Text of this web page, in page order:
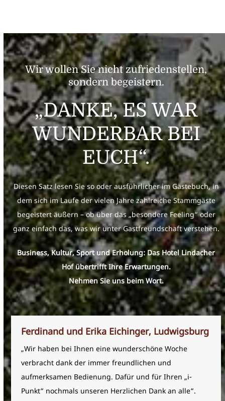
Wir wollen Sie nicht zufriedenstellen,
sondern begeistern.
„DANKE, ES WAR
WUNDERBAR BEI
EUCH“.
Diesen Satz lesen Sie so oder ausführlicher im Gästebuch, in
dem sich im Laufe der vielen Jahre zahlreiche Stammgäste
begeistert äußern – ob über das „besondere Feeling“ oder
ganz einfach das, was wir unter Gastfreundschaft verstehen.
Business, Kultur, Sport und Erholung: Das Hotel Lindacher
Hof übertrifft Ihre Erwartungen.
Nehmen Sie uns beim Wort.
the
left
and
right
arrow
Ferdinand und Erika Eichinger, Ludwigsburg
„Wir haben bei Ihnen eine wunderschöne Woche
verbracht dank der immer freundlichen und
aufmerksamen Bedienung. Dafür und für Ihren „i-
Punkt“ nochmals unseren Herzlichen Dank an alle“.